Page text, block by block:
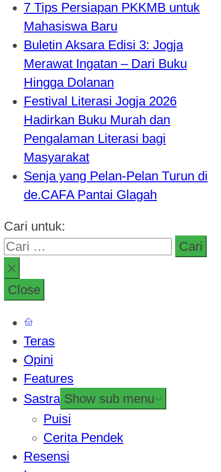
7 Tips Persiapan PKKMB untuk
Mahasiswa Baru
Buletin Aksara Edisi 3: Jogja
Merawat Ingatan – Dari Buku
Hingga Dolanan
Festival Literasi Jogja 2026
Hadirkan Buku Murah dan
Pengalaman Literasi bagi
Masyarakat
Senja yang Pelan-Pelan Turun di
de.CAFA Pantai Glagah
Cari untuk:
Close
Teras
Opini
Features
Sastra Show sub menu
Puisi
Cerita Pendek
Resensi